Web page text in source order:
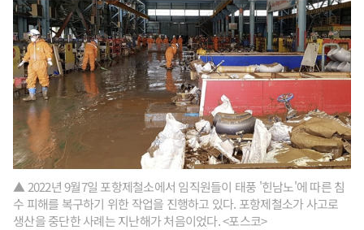
▲ 2022년 9월7일 포항제철소에서 임직원들이 태풍 '힌남노'에 따른 침
수 피해를 복구하기 위한 작업을 진행하고 있다. 포항제철소가 사고로
생산을 중단한 사례는 지난해가 처음이었다. <포스코>